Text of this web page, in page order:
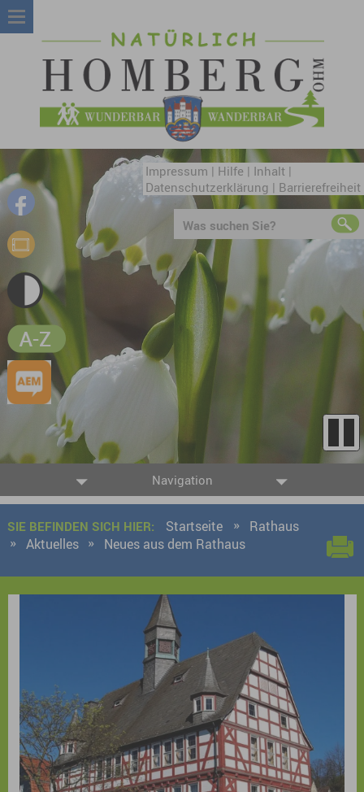
Impressum | Hilfe | Inhalt|
Datenschutzerklärung | Barrierefreiheit
Was suchen Sie?
Navigation
SIE BEFINDEN SICH HIER: Startseite
Rathaus
Aktuelles
Neues aus dem Rathaus
9 Ergebnisse gefunden